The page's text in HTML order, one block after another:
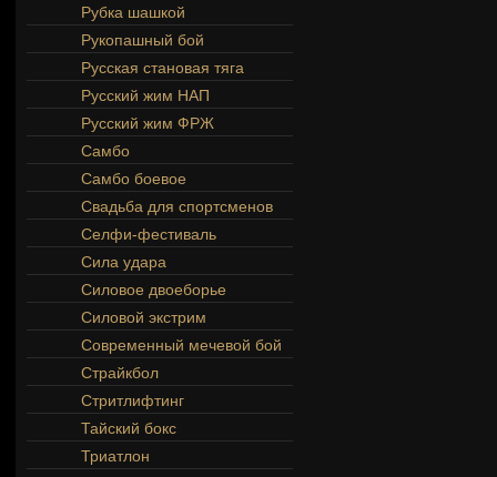
Рубка шашкой
Рукопашный бой
Русская становая тяга
Русский жим НАП
Русский жим ФРЖ
Самбо
Самбо боевое
Свадьба для спортсменов
Селфи-фестиваль
Сила удара
Силовое двоеборье
Силовой экстрим
Современный мечевой бой
Страйкбол
Стритлифтинг
Тайский бокс
Триатлон